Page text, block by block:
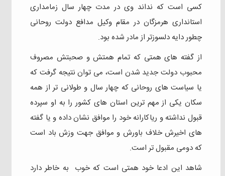
کسی است که نداند وی در مدت چهار سال زمامداری
استانداری هرمزگان در مقام وکیل مدافع دولت روحانی
چطور دایه دلسوزتر از مادر شده بود.
از گفته های همتی که تمام همتش و صحبتش مصروف
محبوب دولت جدید شدن است، می توان نتیجه گرفت که
یا سیاست های روحانی که چهار سال و طولانی تر از همه
سکان یکی از مهم ترین استان های کشور را به او سپرده
قبول نداشته و ریاکارانه خود را موافق نشان داده و یا گفته
های اخیرش خلاف باورش و موافق جهت وزش باد است
که دومی مقبول تر است.
شاهد این ادعا خود همتی است که خوب به خاطر دارد